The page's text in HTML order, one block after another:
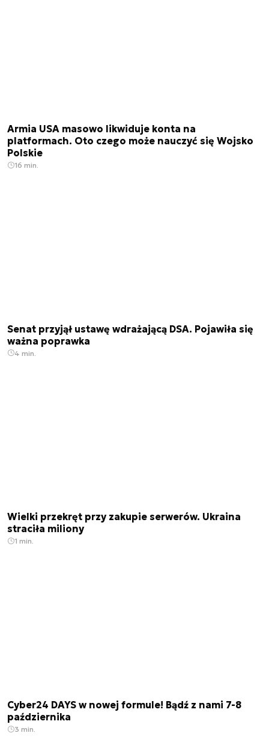
Armia USA masowo likwiduje konta na
platformach. Oto czego może nauczyć się Wojsko
Polskie
16 min.
Senat przyjął ustawę wdrażającą DSA. Pojawiła się
ważna poprawka
4 min.
Wielki przekręt przy zakupie serwerów. Ukraina
straciła miliony
1 min.
Cyber24 DAYS w nowej formule! Bądź z nami 7-8
października
3 min.